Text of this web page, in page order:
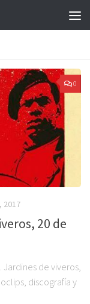
0
2017
20 de
de viveros,
discografía y